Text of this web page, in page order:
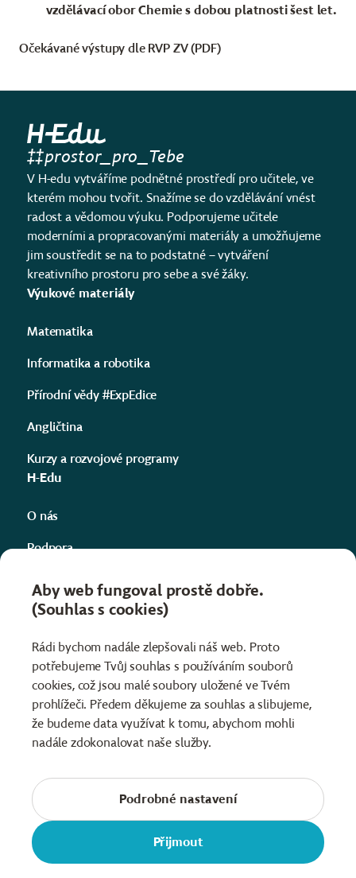
vzdělávací obor Chemie s dobou platnosti šest let.
Očekávané výstupy dle RVP ZV (PDF)
prostor_pro_Tebe
V H-edu vytváříme podnětné prostředí pro učitele, ve
kterém mohou tvořit. Snažíme se do vzdělávání vnést
radost a vědomou výuku. Podporujeme učitele
moderními a propracovanými materiály a umožňujeme
jim soustředit se na to podstatné – vytváření
kreativního prostoru pro sebe a své žáky.
Výukové materiály
Matematika
Informatika a robotika
Přírodní vědy #ExpEdice
Angličtina
Kurzy a rozvojové programy
H-Edu
O nás
Podpora
Projekty
Obchodní podmínky
Ochrana osobních údajů
©️ H-Edu. Designed by Reakt
ČeštinaSlovenčinaEnglish
YouTube Instagram
Aby web fungoval prostě dobře.
(Souhlas s cookies)
Rádi bychom nadále zlepšovali náš web. Proto
potřebujeme Tvůj souhlas s používáním souborů
cookies, což jsou malé soubory uložené ve Tvém
prohlížeči. Předem děkujeme za souhlas a slibujeme,
že budeme data využívat k tomu, abychom mohli
nadále zdokonalovat naše služby.
Podrobné nastavení
Přijmout